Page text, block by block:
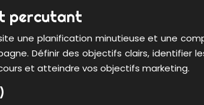
percutant
une planification minutieuse et une
Définir des objectifs clairs, identifier
et atteindre vos objectifs marketing.